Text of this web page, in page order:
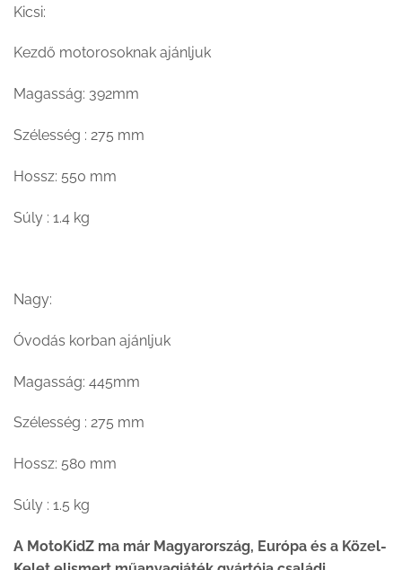
Kicsi:
Kezdő motorosoknak ajánljuk
Magasság: 392mm
Szélesség : 275 mm
Hossz: 550 mm
Súly : 1.4 kg
Nagy:
Óvodás korban ajánljuk
Magasság: 445mm
Szélesség : 275 mm
Hossz: 580 mm
Súly : 1.5 kg
A MotoKidZ ma már Magyarország, Európa és a Közel-